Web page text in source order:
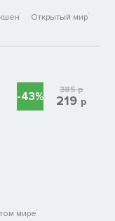
Открытый мир
мире
-43% 385р
219 р